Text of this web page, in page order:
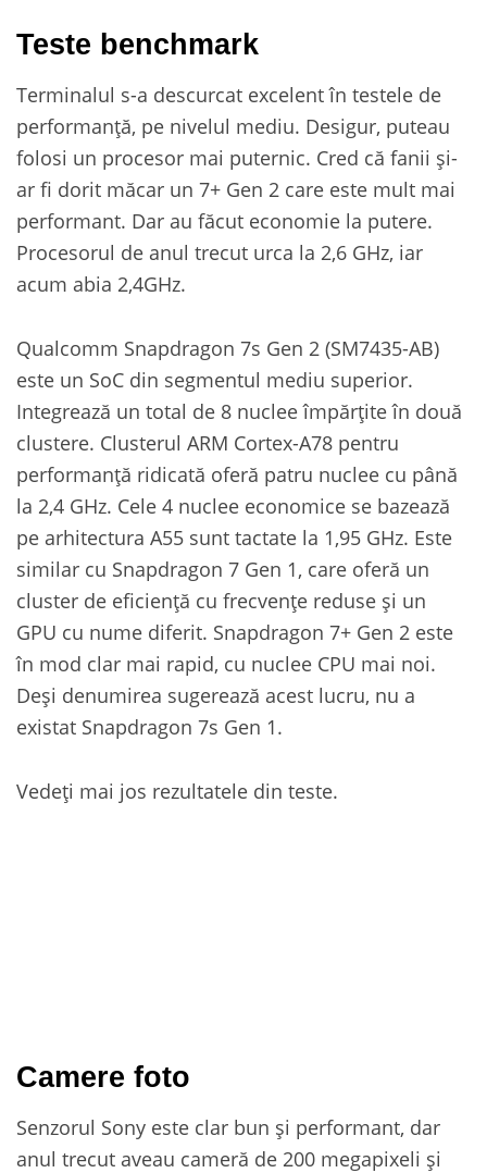
Teste benchmark
Terminalul s-a descurcat excelent în testele de
performanță, pe nivelul mediu. Desigur, puteau
folosi un procesor mai puternic. Cred că fanii și-
ar fi dorit măcar un 7+ Gen 2 care este mult mai
performant. Dar au făcut economie la putere.
Procesorul de anul trecut urca la 2,6 GHz, iar
acum abia 2,4GHz.
Qualcomm Snapdragon 7s Gen 2 (SM7435-AB)
este un SoC din segmentul mediu superior.
Integrează un total de 8 nuclee împărțite în două
clustere. Clusterul ARM Cortex-A78 pentru
performanță ridicată oferă patru nuclee cu până
la 2,4 GHz. Cele 4 nuclee economice se bazează
pe arhitectura A55 sunt tactate la 1,95 GHz. Este
similar cu Snapdragon 7 Gen 1, care oferă un
cluster de eficiență cu frecvențe reduse și un
GPU cu nume diferit. Snapdragon 7+ Gen 2 este
în mod clar mai rapid, cu nuclee CPU mai noi.
Deși denumirea sugerează acest lucru, nu a
existat Snapdragon 7s Gen 1.
Vedeți mai jos rezultatele din teste.
Camere foto
Senzorul Sony este clar bun și performant, dar
anul trecut aveau cameră de 200 megapixeli și